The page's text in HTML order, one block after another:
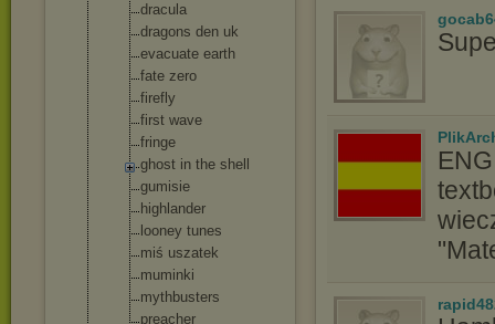
dracula
dragons den uk
evacuate earth
fate zero
firefly
first wave
fringe
ghost in the shell
gumisie
highlander
looney tunes
miś uszatek
muminki
mythbusters
preacher